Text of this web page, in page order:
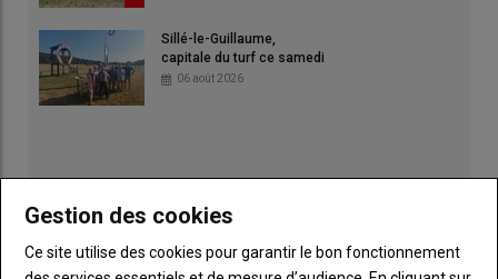
Sillé-le-Guillaume,
capitale du turf ce samedi
06 août 2026
Gestion des cookies
Ce site utilise des cookies pour garantir le bon fonctionnement